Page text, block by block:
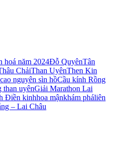
hoá năm 2024Đỗ QuyênTân
ChảiThan UyênThen Kin
cao nguyên sìn hồCầu kính Rồng
than uyênGiải Marathon Lai
Điền kinhhoa mậnkhám pháliên
– Lai Châu